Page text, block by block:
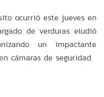
ocurrió este jueves en
de verduras eludió
un impactante
cámaras de seguridad.